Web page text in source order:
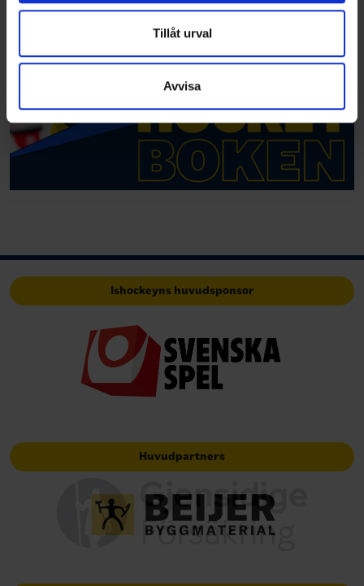
annons- och analysföretag som vi samarbetar med.
Dessa kan i sin tur kombinera informationen med annan
samlat in när du har använt deras tjänster.
Tillåt urval
Avvisa
Ishockeyns huvudsponsor
Huvudpartners